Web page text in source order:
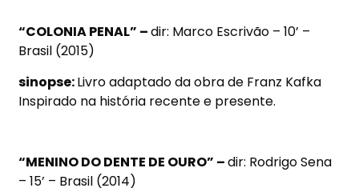
“COLONIA PENAL” –dir: Marco Escrivão – 10’ –
Brasil (2015)
sinopse:Livro adaptado da obra de Franz Kafka
Inspirado na história recente e presente.
“MENINO DO DENTE DE OURO” –dir: Rodrigo Sena
– 15’ – Brasil (2014)